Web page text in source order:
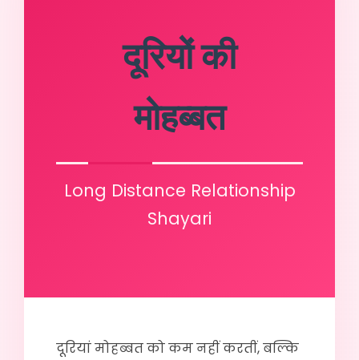
दूरियों की
मोहब्बत
Long Distance Relationship
Shayari
दूरियां मोहब्बत को कम नहीं करतीं, बल्कि